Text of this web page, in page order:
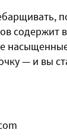
содержит
— и вы